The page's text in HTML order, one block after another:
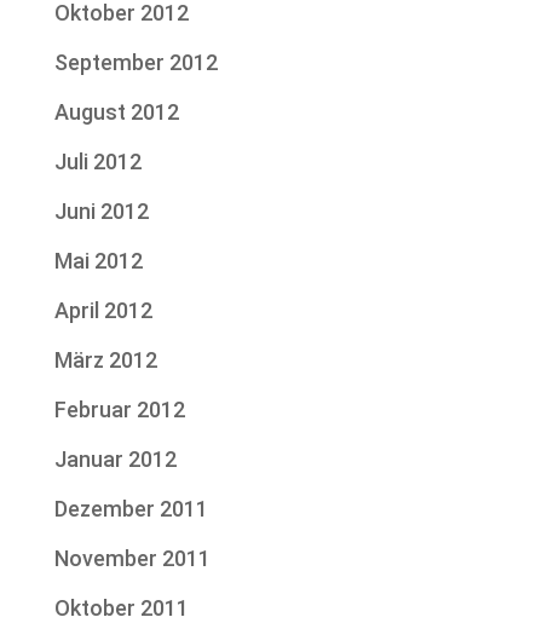
Oktober 2012
September 2012
August 2012
Juli 2012
Juni 2012
Mai 2012
April 2012
März 2012
Februar 2012
Januar 2012
Dezember 2011
November 2011
Oktober 2011